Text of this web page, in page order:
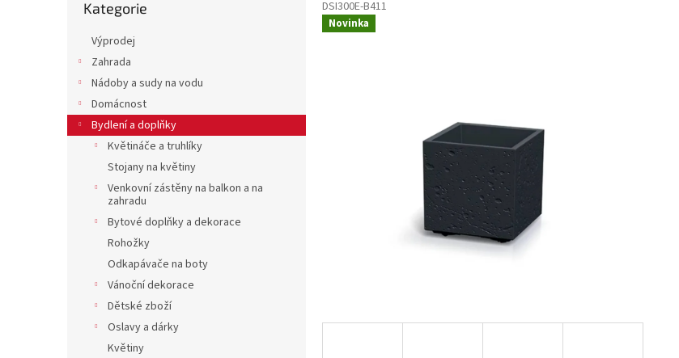
a
kategorie
Kategorie
Výprodej
Zahrada
Nádoby a sudy na vodu
Domácnost
Bydlení a doplňky
Květináče a truhlíky
Stojany na květiny
Venkovní zástěny na balkon a na
zahradu
Bytové doplňky a dekorace
Rohožky
Odkapávače na boty
Vánoční dekorace
Dětské zboží
Oslavy a dárky
Květiny
DSI300E-B411
Novinka